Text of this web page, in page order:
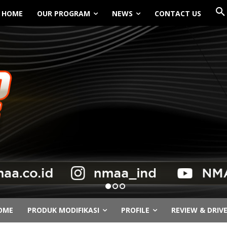
HOME OUR PROGRAM NEWS CONTACT US
PRODUK MODIFIKASI PROFILE REVIEW & DRIVE